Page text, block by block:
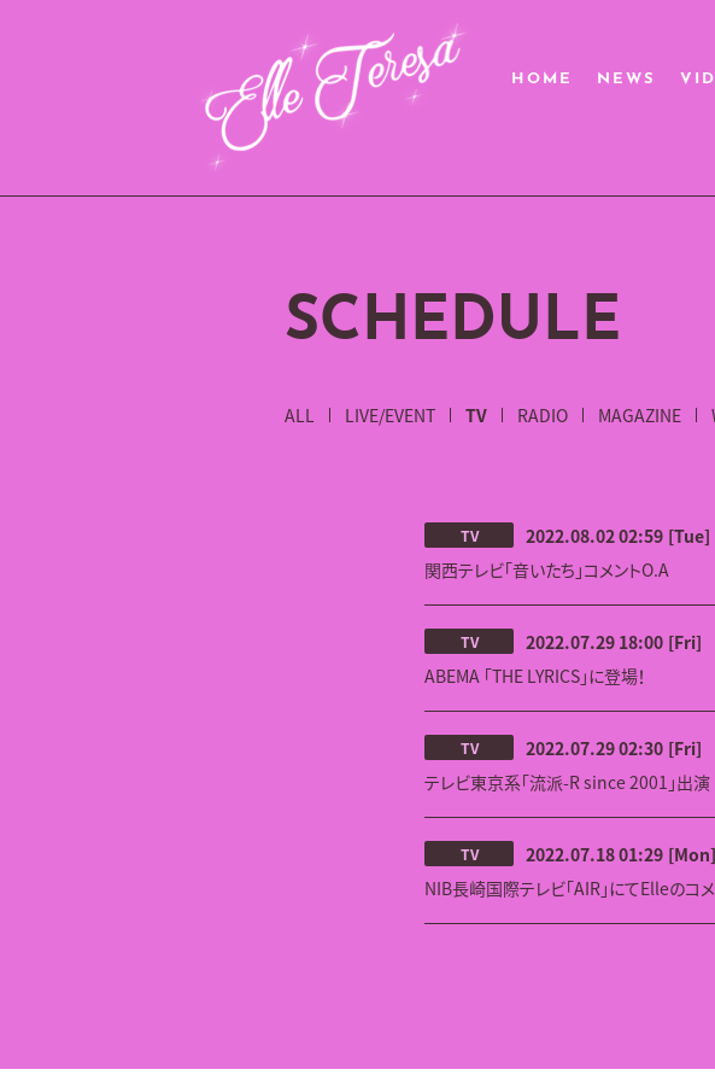
HOME NEWS
SCHEDULE
ALL LIVE/EVENT TV RADIO MAGAZINE
TV 2022.08.02 02:59 [Tue]
関西テレビ「音いたち」コメントO.A
TV 2022.07.29 18:00 [Fri]
ABEMA 「THE LYRICS」に登場！
TV 2022.07.29 02:30 [Fri]
テレビ東京系「流派-R since 2001」出演
TV 2022.07.18 01:29 [Mon]
NIB長崎国際テレビ「AIR」にてElleのコメ